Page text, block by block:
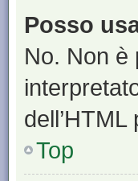
Posso
No. Non è
Top